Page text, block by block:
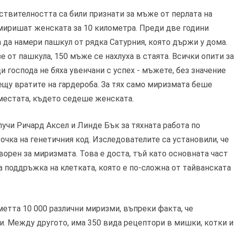
са били признати за мъже от перлата на
женската за 10 километра. Преди две години
намери пашкул от рядка Сатурния, която държи у дома.
от пашкула, 150 мъже се нахлуха в стаята. Всички опити за
господа не бяха увенчани с успех - мъжете, без значение
вратите на гардероба. За тях само миризмата беше
където седеше женската.
Ричард Аксел и Линде Бък за тяхната работа по
на генетичния код. Изследователите са установили, че
за миризмата. Това е доста, тъй като основната част
на клетката, която е по-сложна от тайванската
10 000 различни миризми, въпреки факта, че
Между другото, има 350 вида рецептори в мишки, котки и